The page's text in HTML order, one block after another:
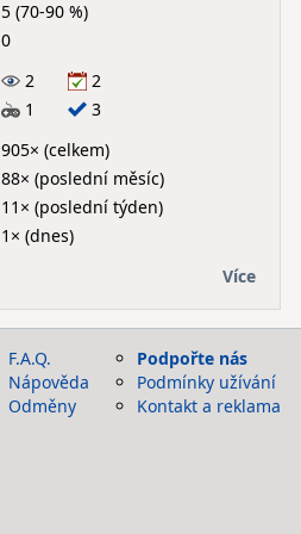
5 (70-90 %)
0
2
2
1
3
905× (celkem)
88× (poslední měsíc)
11× (poslední týden)
1× (dnes)
Více
F.A.Q.
Nápověda
Odměny
Podpořte nás
Podmínky užívání
Kontakt a reklama